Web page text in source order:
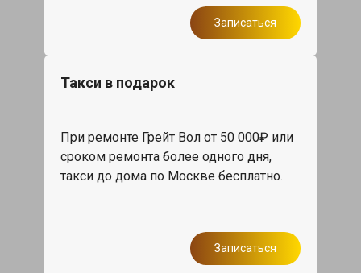
Записаться
Такси в подарок
При ремонте Грейт Вол от 50 000₽ или
сроком ремонта более одного дня,
такси до дома по Москве бесплатно.
Записаться